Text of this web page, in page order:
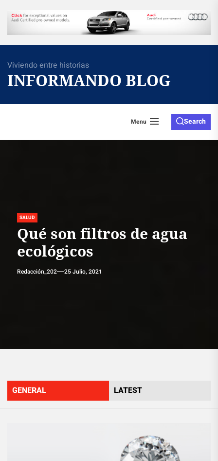
Skip
the
Viviendo entre historias
INFORMANDO BLOG
Menu Search
SALUD
Qué son filtros de agua
ecológicos
Redacción_202 25 Julio, 2021
GENERAL LATEST